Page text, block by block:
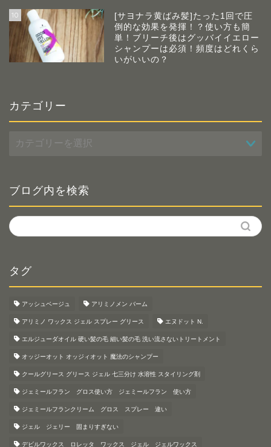
10
[サヨナラ黄ばみ髪]たった1回で圧
倒的な効果を発揮！？使い方も簡
単！ブリーチ後はグッバイイエロー
シャンプーは必須！頻度はどれくら
いがいいの？
カテゴリー
テ
ー
ブログ内を検索
タグ
アッシュベージュ アリミノメン バーム
アリミノ ワックス ジェル スプレー グリース エヌドット N.
エルジューダオイル 硬い髪の毛 細い髪の毛 洗い流さないトリートメント
オッジーオット オッジィオット 魔法のシャンプー
クールグリース グリース ジェル 七三分け 水溶性 スタイリング剤
ジェミールフラン グロス使い方 ジェミールフラン 使い方
ジェミールフランクリーム グロス スプレー 違い
ジェル ジェリー 固まりすぎない
デビルワックス ロレッタ ワックス ジェル ジェルワックス